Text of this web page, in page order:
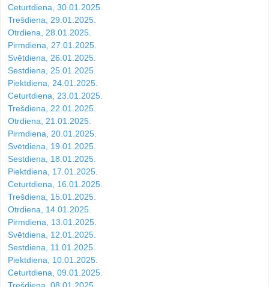
Ceturtdiena, 30.01.2025.
Trešdiena, 29.01.2025.
Otrdiena, 28.01.2025.
Pirmdiena, 27.01.2025.
Svētdiena, 26.01.2025.
Sestdiena, 25.01.2025.
Piektdiena, 24.01.2025.
Ceturtdiena, 23.01.2025.
Trešdiena, 22.01.2025.
Otrdiena, 21.01.2025.
Pirmdiena, 20.01.2025.
Svētdiena, 19.01.2025.
Sestdiena, 18.01.2025.
Piektdiena, 17.01.2025.
Ceturtdiena, 16.01.2025.
Trešdiena, 15.01.2025.
Otrdiena, 14.01.2025.
Pirmdiena, 13.01.2025.
Svētdiena, 12.01.2025.
Sestdiena, 11.01.2025.
Piektdiena, 10.01.2025.
Ceturtdiena, 09.01.2025.